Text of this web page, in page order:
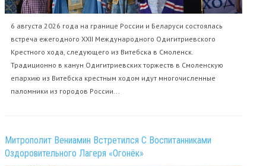
6 августа 2026 года на границе России и Беларуси состоялась
встреча ежегодного XXII Международного Одигитриевского
Крестного хода, следующего из Витебска в Смоленск.
Традиционно в канун Одигитриевских торжеств в Смоленскую
епархию из Витебска крестным ходом идут многочисленные
паломники из городов России...
Митрополит Вениамин Встретился С Воспитанниками
Оздоровительного Лагеря «Огонёк»